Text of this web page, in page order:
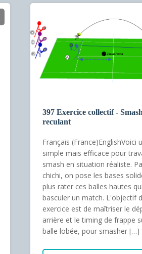
397 Exercice collectif -
reculant
Français (France)EnglishVoici
simple mais efficace pour
smash en situation réaliste.
chichi, on pose les bases
plus rater ces balles hautes
basculer un match. L'objectif
exercice est de maîtriser le
arrière et le timing de frappe
balle lobée, pour smasher […]